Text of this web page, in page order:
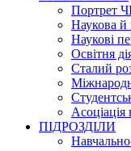
Портрет
Наукова й
Наукові
Освітня
Сталий
Асоціація
ПІДРОЗДІЛИ